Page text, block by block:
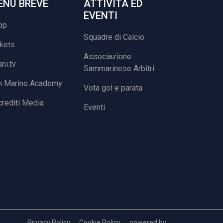
BREVE
Marino Academy
Media
ATTIVITÀ ED
EVENTI
Squadre di Calcio
Associazione
Sammarinese Arbitri
Vota gol e parata
Eventi